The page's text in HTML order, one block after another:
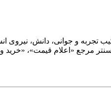
آهن؛ و با ترکیب تجربه و جوانی،
مرجع «اعلام قیمت»،